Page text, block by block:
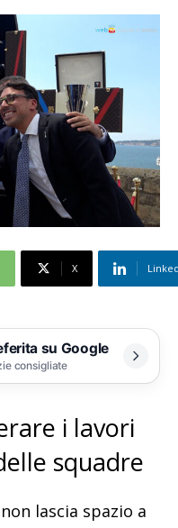
X
su Google
consigliate
i lavori
squadre
lascia spazio a